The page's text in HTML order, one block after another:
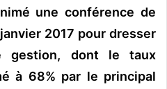
une conférence de
2017 pour dresser
gestion, dont le taux
à 68% par le principal